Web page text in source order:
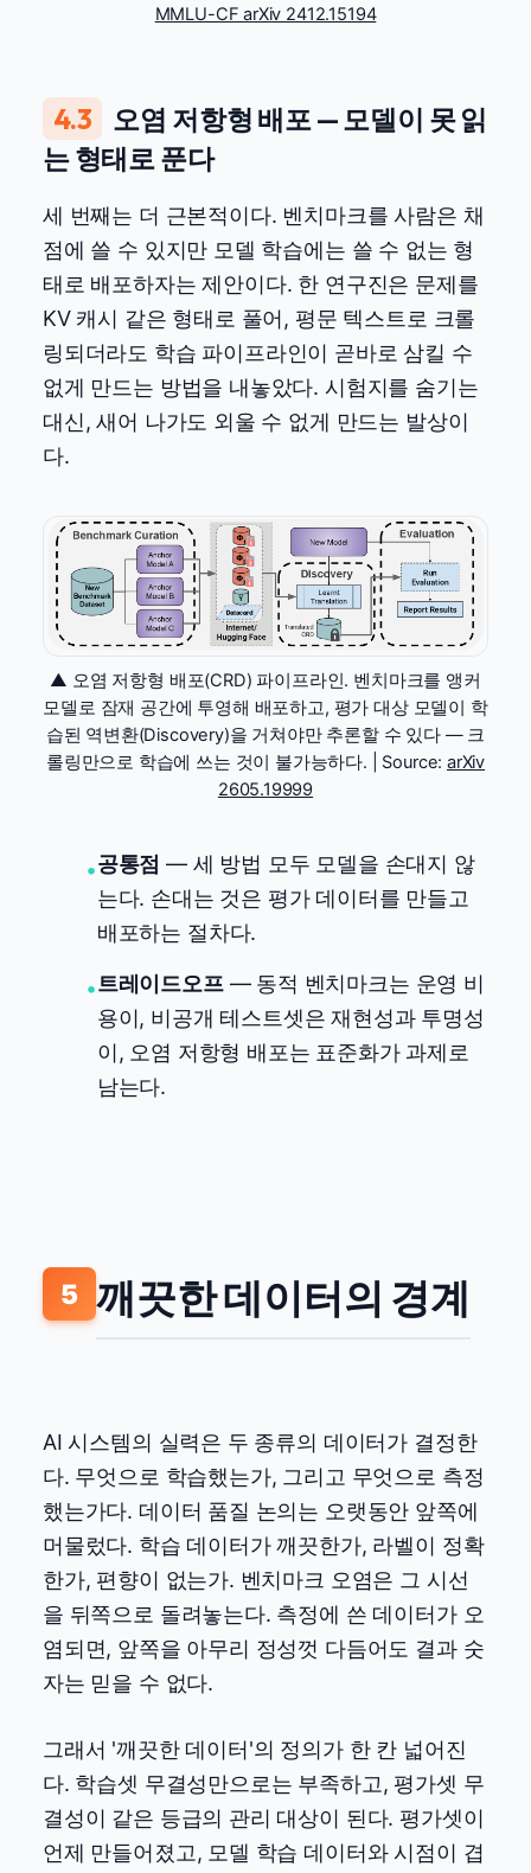
MMLU-CF arXiv 2412.15194
4.3
오염 저항형 배포 — 모델이 못 읽
는 형태로 푼다
세 번째는 더 근본적이다. 벤치마크를 사람은 채
점에 쓸 수 있지만 모델 학습에는 쓸 수 없는 형
태로 배포하자는 제안이다. 한 연구진은 문제를
KV 캐시 같은 형태로 풀어, 평문 텍스트로 크롤
링되더라도 학습 파이프라인이 곧바로 삼킬 수
없게 만드는 방법을 내놓았다. 시험지를 숨기는
대신, 새어 나가도 외울 수 없게 만드는 발상이
다.
▲ 오염 저항형 배포(CRD) 파이프라인. 벤치마크를 앵커
모델로 잠재 공간에 투영해 배포하고, 평가 대상 모델이 학
습된 역변환(Discovery)을 거쳐야만 추론할 수 있다 — 크
롤링만으로 학습에 쓰는 것이 불가능하다. | Source: arXiv
2605.19999
•공통점 — 세 방법 모두 모델을 손대지 않
는다. 손대는 것은 평가 데이터를 만들고
배포하는 절차다.
•트레이드오프— 동적 벤치마크는 운영 비
용이, 비공개 테스트셋은 재현성과 투명성
이, 오염 저항형 배포는 표준화가 과제로
남는다.
5 깨끗한 데이터의 경계
AI 시스템의 실력은 두 종류의 데이터가 결정한
다. 무엇으로 학습했는가, 그리고 무엇으로 측정
했는가다. 데이터 품질 논의는 오랫동안 앞쪽에
머물렀다. 학습 데이터가 깨끗한가, 라벨이 정확
한가, 편향이 없는가. 벤치마크 오염은 그 시선
을 뒤쪽으로 돌려놓는다. 측정에 쓴 데이터가 오
염되면, 앞쪽을 아무리 정성껏 다듬어도 결과 숫
자는 믿을 수 없다.
그래서 '깨끗한 데이터'의 정의가 한 칸 넓어진
다. 학습셋 무결성만으로는 부족하고, 평가셋 무
결성이 같은 등급의 관리 대상이 된다. 평가셋이
언제 만들어졌고, 모델 학습 데이터와 시점이 겹